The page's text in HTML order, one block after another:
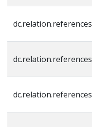
dc.relation.references
dc.relation.references
dc.relation.references